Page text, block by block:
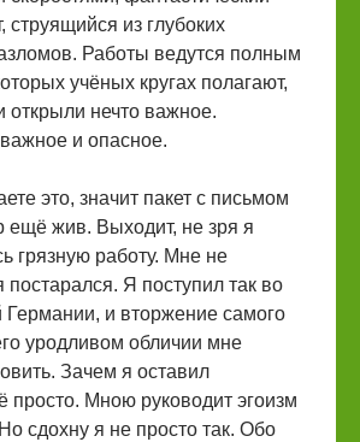
струящийся из глубоких
Работы ведутся полным
учёных кругах полагают,
открыли нечто важное.
и опасное.
это, значит пакет с письмом
ещё жив. Выходит, не зря я
грязную работу. Мне не
постарался. Я поступил так во
Германии, и вторжение самого
уродливом обличии мне
Зачем я оставил
просто. Мною руководит эгоизм
сдохну я не просто так. Обо